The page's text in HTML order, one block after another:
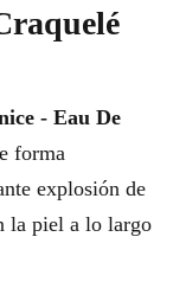
- Eau De
forma
explosión de
la piel a lo largo